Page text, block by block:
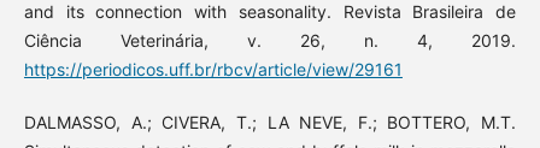
and its connection with seasonality. Revista Brasileira de
Ciência Veterinária, v. 26, n. 4, 2019.
https://periodicos.uff.br/rbcv/article/view/29161
DALMASSO, A.; CIVERA, T.; LA NEVE, F.; BOTTERO, M.T.